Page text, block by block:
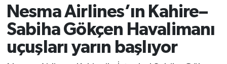
Nesma Airlines’ın Kahire–
Sabiha Gökçen Havalimanı
uçuşları yarın başlıyor